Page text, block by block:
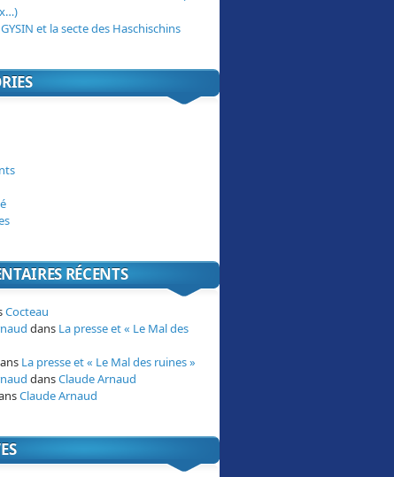
et la secte des Haschischins
RÉCENTS
Cocteau
dans La presse et « Le Mal des
La presse et « Le Mal des ruines »
dansClaude Arnaud
Claude Arnaud